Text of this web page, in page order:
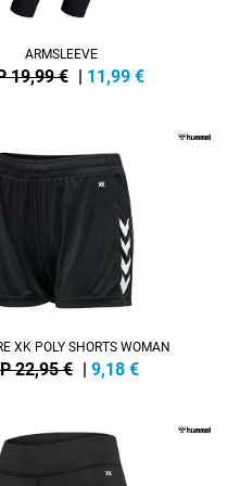
ARMSLEEVE
19,99 € | 11,99 €
XK POLY SHORTS WOMAN
22,95 € | 9,18 €